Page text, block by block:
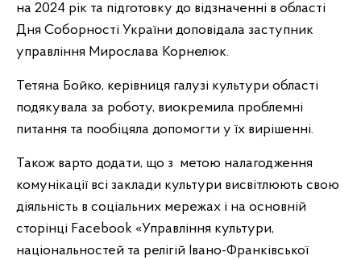
на 2024 рік та підготовку до відзначенні в області
Дня Соборності України доповідала заступник
управління Мирослава Корнелюк.
Тетяна Бойко, керівниця галузі культури області
подякувала за роботу, виокремила проблемні
питання та пообіцяла допомогти у їх вирішенні.
Також варто додати, що з метою налагодження
комунікації всі заклади культури висвітлюють свою
діяльність в соціальних мережах і на основній
сторінці Facebook «Управління культури,
національностей та релігій Івано-Франківської